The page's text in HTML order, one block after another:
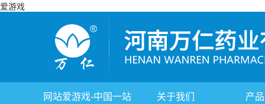
爱游戏
网站爱游戏-中国一站 关于我们 产